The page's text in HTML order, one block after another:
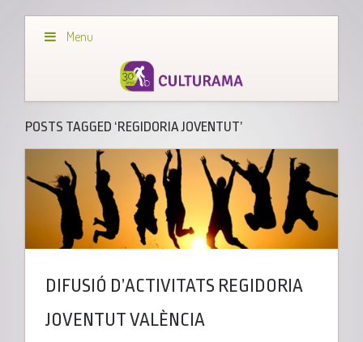
Menu
POSTS TAGGED ‘REGIDORIA JOVENTUT’
DIFUSIÓ D’ACTIVITATS REGIDORIA
JOVENTUT VALÈNCIA